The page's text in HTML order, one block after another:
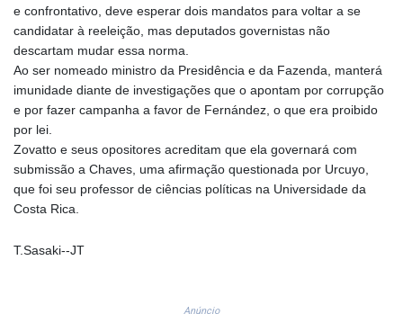
4921.849865
MKD 61.568318
2421.882171
MNT
4148.114639
MRU 46.367858
MUR 54.296451
MVR 17.833845
e confrontativo, deve esperar dois mandatos para voltar a se
candidatar à reeleição, mas deputados governistas não
descartam mudar essa norma.
Ao ser nomeado ministro da Presidência e da Fazenda, manterá
imunidade diante de investigações que o apontam por corrupção
e por fazer campanha a favor de Fernández, o que era proibido
por lei.
Zovatto e seus opositores acreditam que ela governará com
submissão a Chaves, uma afirmação questionada por Urcuyo,
que foi seu professor de ciências políticas na Universidade da
Costa Rica.
T.Sasaki--JT
Anúncio